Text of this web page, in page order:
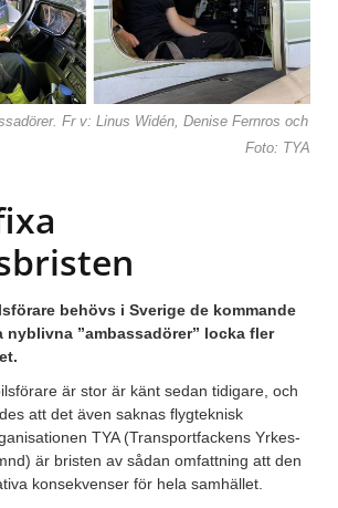
Fr v: Linus Widén, Denise Fernros och
Foto: TYA
behövs i Sverige de kommande
”ambassadörer” locka fler
är stor är känt sedan tidigare, och
att det även saknas flygteknisk
TYA (Transportfackens Yrkes-
är bristen av sådan omfattning att den
konsekvenser för hela samhället.